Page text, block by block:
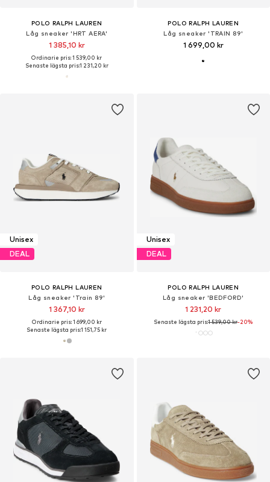
POLO RALPH LAUREN
Låg sneaker 'HRT AERA'
1 385,10 kr
Ordinarie pris: 1 539,00 kr
Senaste lägsta pris:1 231,20 kr
POLO RALPH LAUREN
Låg sneaker 'TRAIN 89'
1 699,00 kr
Unisex
DEAL
POLO RALPH LAUREN
Låg sneaker 'Train 89'
1 367,10 kr
Ordinarie pris: 1 699,00 kr
Senaste lägsta pris:1 151,75 kr
Unisex
DEAL
POLO RALPH LAUREN
Låg sneaker 'BEDFORD'
1 231,20 kr
Senaste lägsta pris:1 539,00 kr-20%